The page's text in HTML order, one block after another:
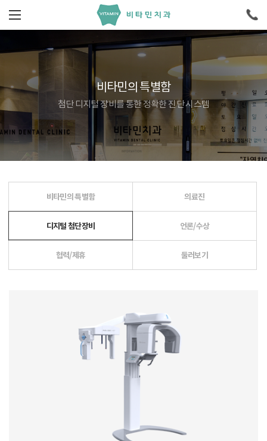
비타민의 특별함
첨단 디지털 장비를 통한 정확한 진단 시스템
비타민의 특별함 의료진
디지털 첨단장비 언론/수상
협력/제휴 둘러보기